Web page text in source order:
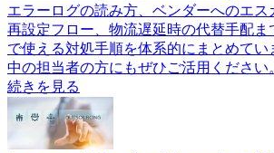
エラーログの読み方、ベンダーへのエス
再設定フロー、物流遅延時の代替手配
で使える対処手順を体系的にまとめてい
中の担当者の方にもぜひご活用ください
続きを見る